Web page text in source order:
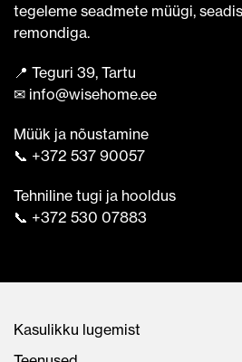
tegeleme seadmete müügi,
remondiga.
📍 Teguri 39, Tartu
✉ info@wisehome.ee
Müük ja nõustamine
📞 +372 537 90057
Tehniline tugi ja hooldus
📞 +372 530 07883
Kasulikku lugemist